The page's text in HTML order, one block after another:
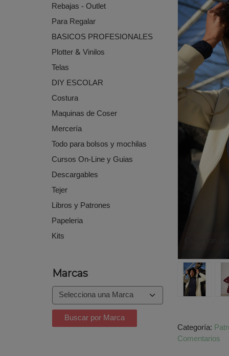
Rebajas - Outlet
Para Regalar
BASICOS PROFESIONALES
Plotter & Vinilos
Telas
DIY ESCOLAR
Costura
Maquinas de Coser
Mercería
Todo para bolsos y mochilas
Cursos On-Line y Guias
Descargables
Tejer
Libros y Patrones
Papeleria
Kits
Marcas
Categoría:
Comentarios